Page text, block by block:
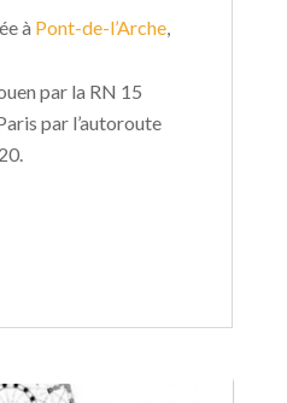
à Pont-de-l’Arche,
par la RN 15
par l’autoroute